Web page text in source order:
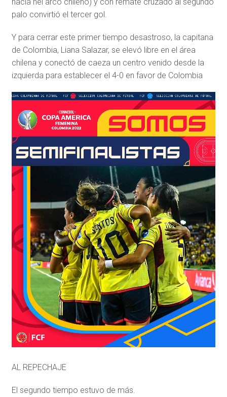
palo convirtió el tercer gol.
Y para cerrar este primer tiempo desastroso, la capitana
de Colombia, Liana Salazar, se elevó libre en el área
chilena y conectó de caeza un centro venido desde la
izquierda para establecer el 4-0 en favor de Colombia
AL REPECHAJE
El segundo tiempo estuvo de más.